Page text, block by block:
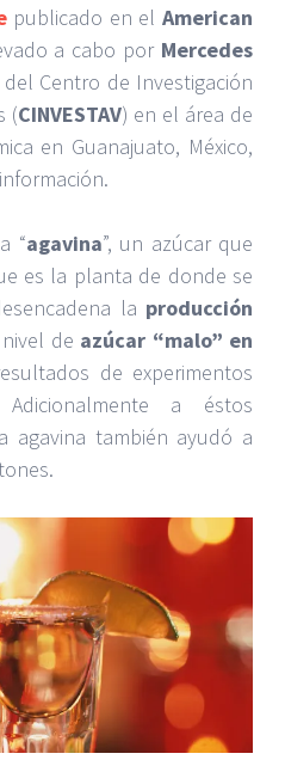
publicado en elAmerican
a cabo por Mercedes
Centro de Investigación
(CINVESTAV) en el área de
en Guanajuato, México,
“agavina”, un azúcar que
es la planta de donde se
la producción
de azúcar “malo” en
de experimentos
a éstos
agavina también ayudó a